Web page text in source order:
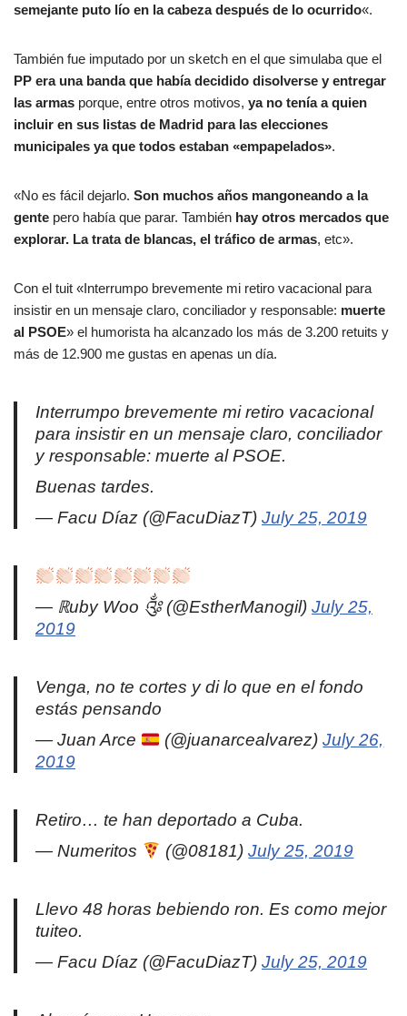
semejante puto lío en la cabeza después de lo ocurrido«.
También fue imputado por un sketch en el que simulaba que el
PP era una banda que había decidido disolverse y entregar
las armas porque, entre otros motivos, ya no tenía a quien
incluir en sus listas de Madrid para las elecciones
municipales ya que todos estaban «empapelados».
«No es fácil dejarlo. Son muchos años mangoneando a la
gente pero había que parar. También hay otros mercados que
explorar. La trata de blancas, el tráfico de armas, etc».
Con el tuit «Interrumpo brevemente mi retiro vacacional para
insistir en un mensaje claro, conciliador y responsable: muerte
al PSOE» el humorista ha alcanzado los más de 3.200 retuits y
más de 12.900 me gustas en apenas un día.
Interrumpo brevemente mi retiro vacacional
para insistir en un mensaje claro, conciliador
y responsable: muerte al PSOE.
Buenas tardes.
— Facu Díaz (@FacuDiazT) July 25, 2019
— ℝuby Woo ༂ (@EstherManogil) July 25,
2019
Venga, no te cortes y di lo que en el fondo
estás pensando
— Juan Arce
(@juanarcealvarez)July 26,
2019
Retiro… te han deportado a Cuba.
— Numeritos
(@08181)July 25, 2019
Llevo 48 horas bebiendo ron. Es como mejor
tuiteo.
— Facu Díaz (@FacuDiazT) July 25, 2019